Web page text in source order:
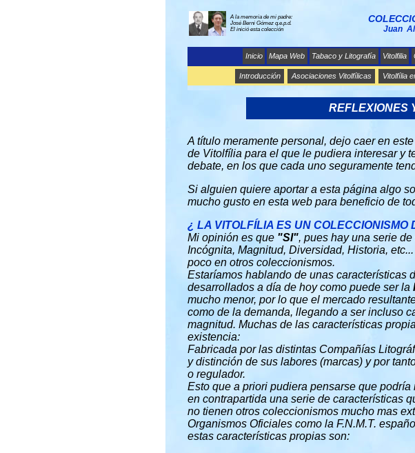
A la memoria de mi padre:
José Berni Gómez q.e.p.d.
El inició esta colección
Juan
Inicio Mapa Web Tabaco y Litografía Vitolfilia
Introducción Asociaciones Vitolfílicas Vitolfília
REFLEXIONES
A título meramente personal, dejo caer en
de Vitolfília para el que le pudiera interesar y
debate, en los que cada uno seguramente
Si alguien quiere aportar a esta página algo
mucho gusto en esta web para beneficio de
¿ LA VITOLFÍLIA ES UN COLECCIONISMO
Mi opinión es que "SI", pues hay una serie
Incógnita, Magnitud, Diversidad, Historia,
poco en otros coleccionismos.
Estaríamos hablando de unas
desarrollados a día de hoy como puede ser la
mucho menor, por lo que el mercado
como de la demanda, llegando a ser incluso
magnitud. Muchas de las características
existencia:
Fabricada por las distintas Compañías
y distinción de sus labores (marcas) y por
o regulador.
Esto que a priori pudiera pensarse que
en contrapartida una serie de características
no tienen otros coleccionismos mucho mas
Organismos Oficiales como la F.N.M.T.
estas características propias son: